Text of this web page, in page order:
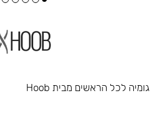
גומיה לכל הראשים מבית Hoob